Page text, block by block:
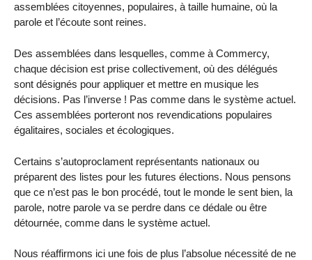
assemblées citoyennes, populaires, à taille humaine, où la
parole et l’écoute sont reines.
Des assemblées dans lesquelles, comme à Commercy,
chaque décision est prise collectivement, où des délégués
sont désignés pour appliquer et mettre en musique les
décisions. Pas l’inverse ! Pas comme dans le système actuel.
Ces assemblées porteront nos revendications populaires
égalitaires, sociales et écologiques.
Certains s’autoproclament représentants nationaux ou
préparent des listes pour les futures élections. Nous pensons
que ce n’est pas le bon procédé, tout le monde le sent bien, la
parole, notre parole va se perdre dans ce dédale ou être
détournée, comme dans le système actuel.
Nous réaffirmons ici une fois de plus l’absolue nécessité de ne